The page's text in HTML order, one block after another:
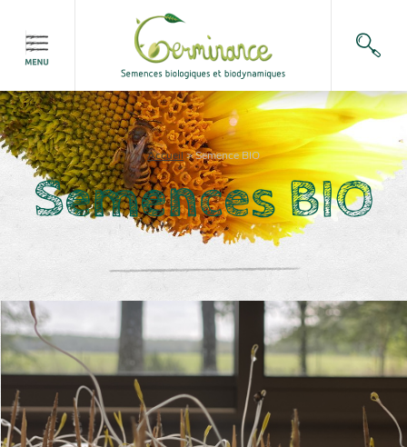
Accueil>Semence BIO
Semences BIO